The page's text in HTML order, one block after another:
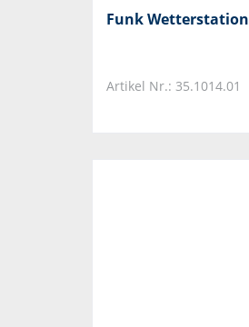
Funk Wetterstation
Artikel Nr.: 35.1014.01